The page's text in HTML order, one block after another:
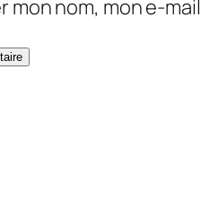
mon nom, mon e-